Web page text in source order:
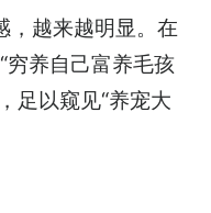
，越来越明显。在
穷养自己富养毛孩
足以窥见“养宠大